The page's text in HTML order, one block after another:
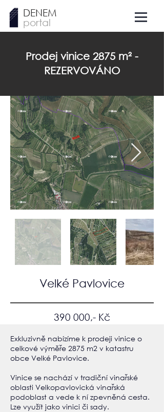
DENEM
portal
Prodej vinice 2875 m² -
REZERVOVÁNO
Velké Pavlovice
390 000,- Kč
Exkluzivně nabízíme k prodeji vinice o
celkové výměře 2875 m2 v katastru
obce Velké Pavlovice.
Vinice se nachází v tradiční vinařské
oblasti Velkopavlovická vinařská
podoblast a vede k ní zpevněná cesta.
Lze využít jako vinici či sady.